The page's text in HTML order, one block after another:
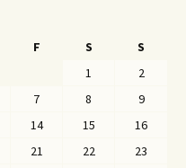
F S S
1
2
7 8
9
14 15
16
21 22
23